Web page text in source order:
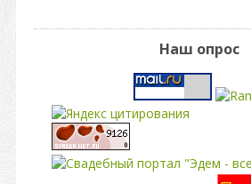
Наш опрос